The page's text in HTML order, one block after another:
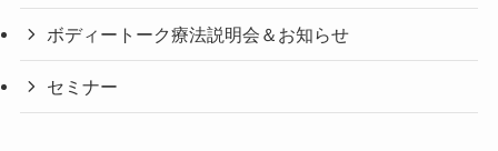
ボディートーク療法説明会＆お知らせ
セミナー